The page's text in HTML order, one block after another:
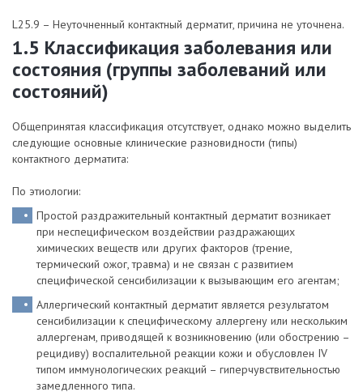
L25.9 – Неуточненный контактный дерматит, причина не уточнена.
1.5 Классификация заболевания или
состояния (группы заболеваний или
состояний)
Общепринятая классификация отсутствует, однако можно выделить
следующие основные клинические разновидности (типы)
контактного дерматита:
По этиологии:
Простой раздражительный контактный дерматит возникает
при неспецифическом воздействии раздражающих
химических веществ или других факторов (трение,
термический ожог, травма) и не связан с развитием
специфической сенсибилизации к вызывающим его агентам;
Аллергический контактный дерматит является результатом
сенсибилизации к специфическому аллергену или нескольким
аллергенам, приводящей к возникновению (или обострению –
рецидиву) воспалительной реакции кожи и обусловлен IV
типом иммунологических реакций – гиперчувствительностью
замедленного типа.